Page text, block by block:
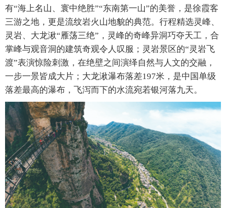
有“海上名山、寰中绝胜”“东南第一山”的美誉，是徐霞客
三游之地，更是流纹岩火山地貌的典范。行程精选灵峰、
灵岩、大龙湫“雁荡三绝”，灵峰的奇峰异洞巧夺天工，合
掌峰与观音洞的建筑奇观令人叹服；灵岩景区的“灵岩飞
渡”表演惊险刺激，在绝壁之间演绎自然与人文的交融，
一步一景皆成大片；大龙湫瀑布落差197米，是中国单级
落差最高的瀑布，飞泻而下的水流宛若银河落九天。